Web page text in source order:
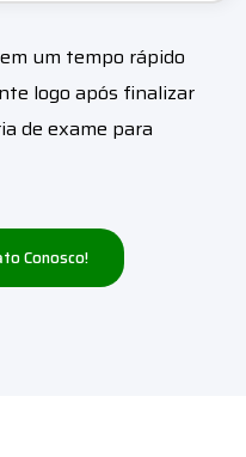
um tempo rápido
logo após finalizar
de exame para
Conosco!